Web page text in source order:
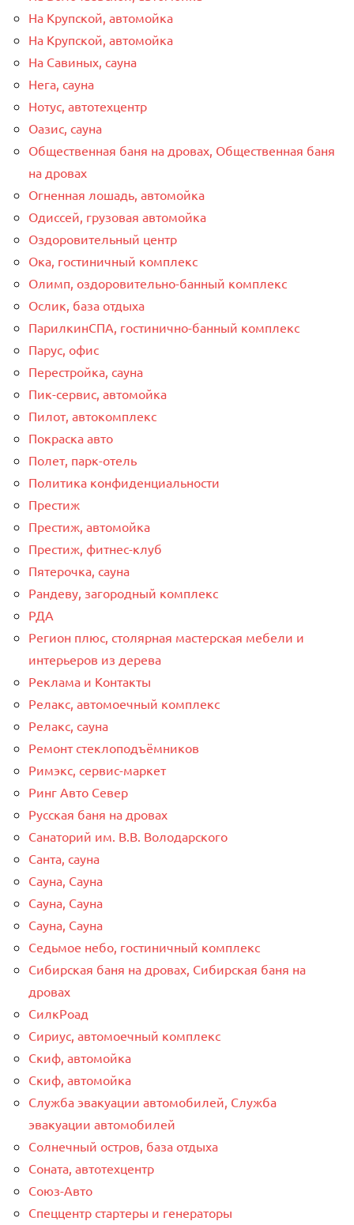
На Крупской, автомойка
На Крупской, автомойка
На Савиных, сауна
Нега, сауна
Нотус, автотехцентр
Оазис, сауна
Общественная баня на дровах, Общественная баня
на дровах
Огненная лошадь, автомойка
Одиссей, грузовая автомойка
Оздоровительный центр
Ока, гостиничный комплекс
Олимп, оздоровительно-банный комплекс
Ослик, база отдыха
ПарилкинСПА, гостинично-банный комплекс
Парус, офис
Перестройка, сауна
Пик-сервис, автомойка
Пилот, автокомплекс
Покраска авто
Полет, парк-отель
Политика конфиденциальности
Престиж
Престиж, автомойка
Престиж, фитнес-клуб
Пятерочка, сауна
Рандеву, загородный комплекс
РДА
Регион плюс, столярная мастерская мебели и
интерьеров из дерева
Реклама и Контакты
Релакс, автомоечный комплекс
Релакс, сауна
Ремонт стеклоподъёмников
Римэкс, сервис-маркет
Ринг Авто Север
Русская баня на дровах
Санаторий им. В.В. Володарского
Санта, сауна
Сауна, Сауна
Сауна, Сауна
Сауна, Сауна
Седьмое небо, гостиничный комплекс
Сибирская баня на дровах, Сибирская баня на
дровах
СилкРоад
Сириус, автомоечный комплекс
Скиф, автомойка
Скиф, автомойка
Служба эвакуации автомобилей, Служба
эвакуации автомобилей
Солнечный остров, база отдыха
Соната, автотехцентр
Союз-Авто
Спеццентр стартеры и генераторы